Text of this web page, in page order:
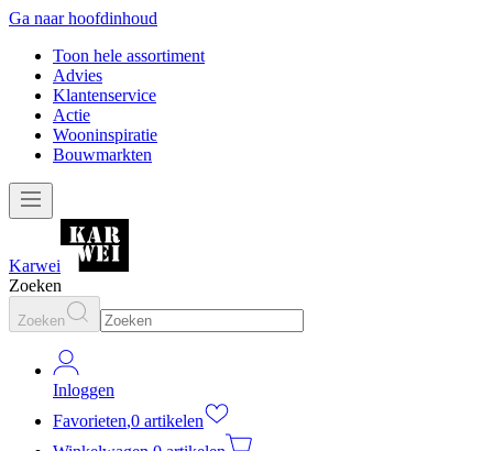
Ga naar hoofdinhoud
Toon hele assortiment
Advies
Klantenservice
Actie
Wooninspiratie
Bouwmarkten
Karwei
Zoeken
Zoeken
Inloggen
Favorieten,0 artikelen